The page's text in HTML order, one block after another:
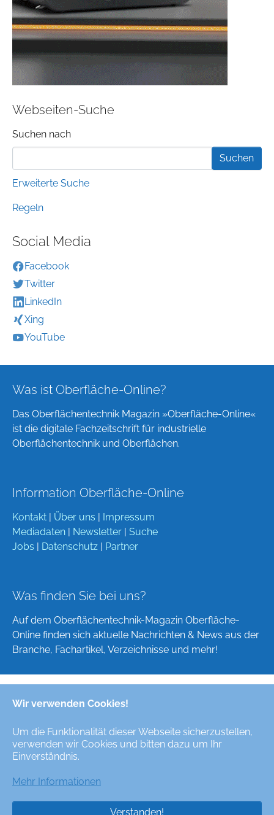
Wir verwenden Cookies!
Um die Funktionalität dieser Webseite sicherzustellen,
verwenden wir Cookies und bitten dazu um Ihr
Einverständnis.
Mehr Informationen
Verstanden!
Webseiten-Suche
Suchformular
Suchen nach
Erweiterte Suche
Regeln
Social Media
Facebook
Twitter
LinkedIn
Xing
YouTube
Was ist Oberfläche-Online?
Das Oberflächentechnik Magazin »Oberfläche-Online«
ist die digitale Fachzeitschrift für industrielle
Oberflächentechnik und Oberflächen.
Information Oberfläche-Online
Kontakt Über uns
Impressum
Mediadaten
Newsletter
Suche
Jobs
Datenschutz Partner
Was finden Sie bei uns?
Auf dem Oberflächentechnik-Magazin Oberfläche-
Online finden sich aktuelle Nachrichten & News aus der
Branche, Fachartikel, Verzeichnisse und mehr!
Deutsch
Alle Rechte/All Rights Reserved © Oberfläche-Online,
das digitale Oberflächentechnik-Magazin / the digital
surface technologies magazine